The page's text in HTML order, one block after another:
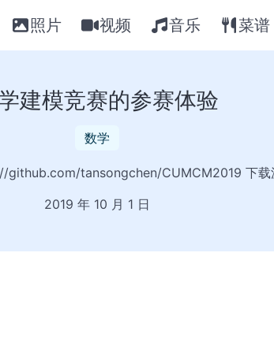
照片 视频 音乐 菜谱
建模竞赛的参赛体验
数学
github.com/tansongchen/CUMCM2019 下载
2019 年 10 月 1 日